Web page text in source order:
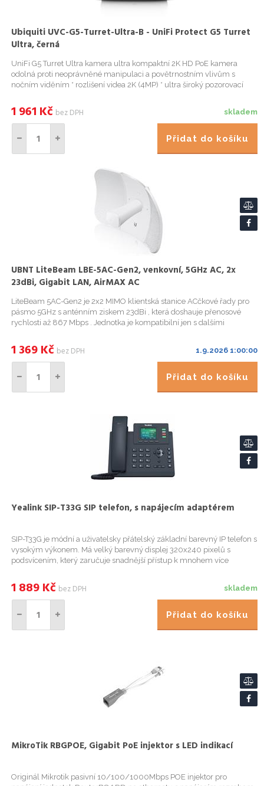
Ubiquiti UVC-G5-Turret-Ultra-B - UniFi Protect G5 Turret
Ultra, černá
UniFi G5 Turret Ultra kamera ultra kompaktní 2K HD PoE kamera
odolná proti neoprávněné manipulaci a povětrnostním vlivům s
nočním viděním * rozlišení videa 2K (4MP) * ultra široký pozorovací
skladem
1 961 Kč bez DPH
Přidat do košíku
UBNT LiteBeam LBE-5AC-Gen2, venkovní, 5GHz AC, 2x
23dBi, Gigabit LAN, AirMAX AC
LiteBeam 5AC-Gen2 je 2x2 MIMO klientská stanice ACčkové řady pro
pásmo 5GHz s anténním ziskem 23dBi , která doshauje přenosové
rychlosti až 867 Mbps . Jednotka je kompatibilní jen s dalšími
1.9.2026 1:00:00
1 369Kč bez DPH
Přidat do košíku
Yealink SIP-T33G SIP telefon, s napájecím adaptérem
SIP-T33G je módní a uživatelsky přátelský základní barevný IP telefon s
vysokým výkonem. Má velký barevný displej 320x240 pixelů s
podsvícením, který zaručuje snadnější přístup k mnohem více
skladem
1 889Kč bez DPH
Přidat do košíku
MikroTik RBGPOE, Gigabit PoE injektor s LED indikací
Originál Mikrotik pasivní 10/100/1000Mbps POE injektor pro